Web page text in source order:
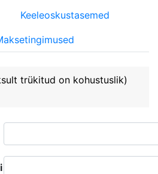
Keeleoskustasemed
trükitud on kohustuslik)